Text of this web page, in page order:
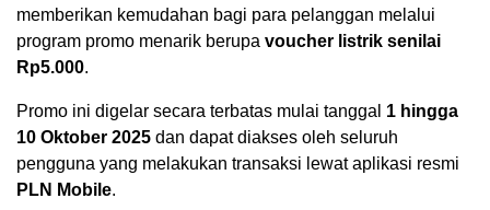
memberikan kemudahan bagi para pelanggan melalui
program promo menarik berupa voucher listrik senilai
Rp5.000.
Promo ini digelar secara terbatas mulai tanggal 1 hingga
10 Oktober 2025 dan dapat diakses oleh seluruh
pengguna yang melakukan transaksi lewat aplikasi resmi
PLN Mobile.